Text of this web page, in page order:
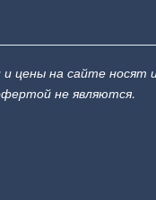
цены на сайте носят
не являются.